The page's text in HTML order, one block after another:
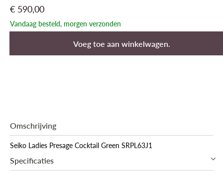
€ 590,00
Vandaag besteld, morgen verzonden
Voeg toe aan winkelwagen.
Omschrijving
Seiko Ladies Presage Cocktail Green SRPL63J1
Specificaties